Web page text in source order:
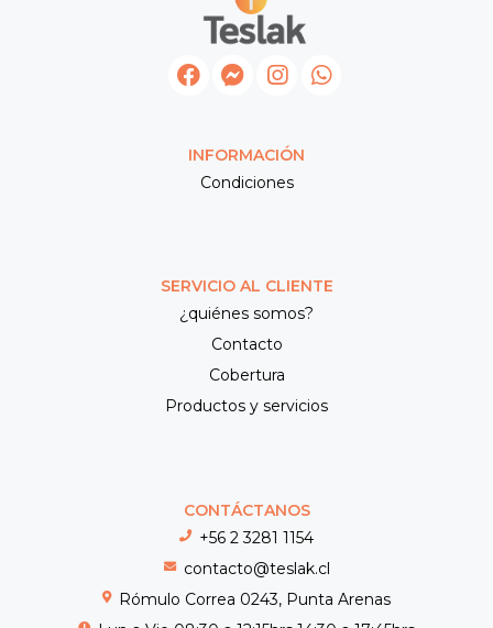
INFORMACIÓN
Condiciones
SERVICIO AL CLIENTE
¿quiénes somos?
Contacto
Cobertura
Productos y servicios
CONTÁCTANOS
+56 2 3281 1154
contacto@teslak.cl
Rómulo Correa 0243, Punta Arenas